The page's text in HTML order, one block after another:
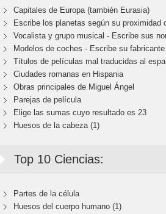
Capitales de Europa (también Eurasia)
Escribe los planetas según su proximidad
Vocalista y grupo musical - Escribe sus
Modelos de coches - Escribe su fabricante
Títulos de películas mal traducidas al
Ciudades romanas en Hispania
Obras principales de Miguel Ángel
Parejas de película
Elige las sumas cuyo resultado es 23
Huesos de la cabeza (1)
Top 10 Ciencias:
Partes de la célula
Huesos del cuerpo humano (1)